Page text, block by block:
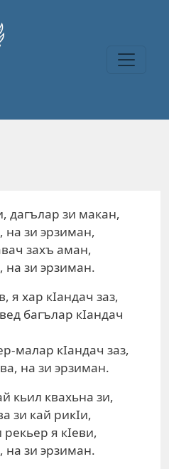
дагълар зи макан,
на зи эрзиман,
захъ аман,
на зи эрзиман.
я хар кIандач заз,
багълар кIандач
малар кIандач заз,
на зи эрзиман.
кьил квахьна зи,
зи кай рикIи,
рекьер я кIеви,
на зи эрзиман.